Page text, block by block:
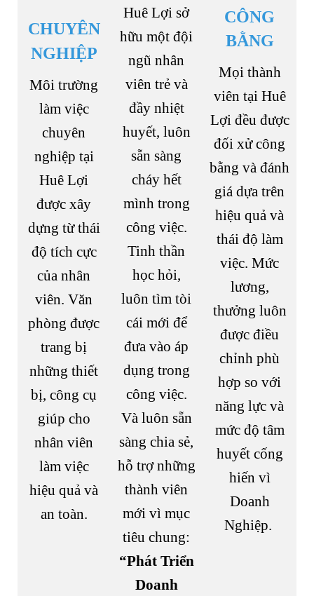
CHUYÊN
NGHIỆP
Môi trường
làm việc
chuyên
nghiệp tại
Huê Lợi
được xây
dựng từ thái
độ tích cực
của nhân
viên. Văn
phòng được
trang bị
những thiết
bị, công cụ
giúp cho
nhân viên
làm việc
hiệu quả và
an toàn.
Huê Lợi sở
hữu một đội
ngũ nhân
viên trẻ và
đầy nhiệt
huyết, luôn
sẵn sàng
cháy hết
mình trong
công việc.
Tinh thần
học hỏi,
luôn tìm tòi
cái mới để
đưa vào áp
dụng trong
công việc.
Và luôn sẵn
sàng chia sẻ,
hỗ trợ những
thành viên
mới vì mục
tiêu chung:
“Phát Triển
Doanh
CÔNG
BẰNG
Mọi thành
viên tại Huê
Lợi đều được
đối xử công
bằng và đánh
giá dựa trên
hiệu quả và
thái độ làm
việc. Mức
lương,
thưởng luôn
được điều
chỉnh phù
hợp so với
năng lực và
mức độ tâm
huyết cống
hiến vì
Doanh
Nghiệp.